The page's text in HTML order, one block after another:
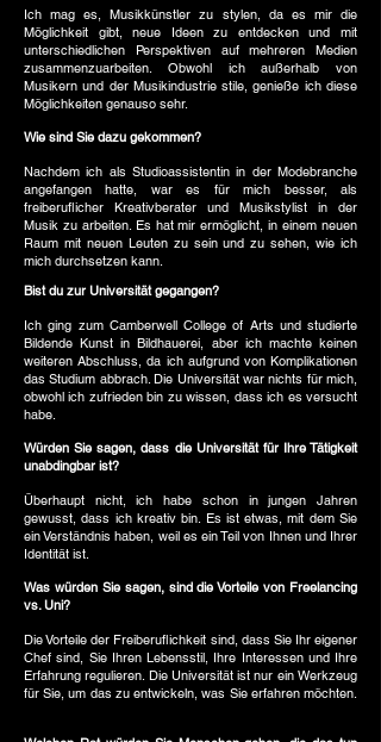
Ich mag es, Musikkünstler zu stylen, da es mir die
Möglichkeit gibt, neue Ideen zu entdecken und mit
unterschiedlichen Perspektiven auf mehreren Medien
zusammenzuarbeiten. Obwohl ich außerhalb von
Musikern und der Musikindustrie stile, genieße ich diese
Möglichkeiten genauso sehr.
Wie sind Sie dazu gekommen?
Nachdem ich als Studioassistentin in der Modebranche
angefangen hatte, war es für mich besser, als
freiberuflicher Kreativberater und Musikstylist in der
Musik zu arbeiten. Es hat mir ermöglicht, in einem neuen
Raum mit neuen Leuten zu sein und zu sehen, wie ich
mich durchsetzen kann.
Bist du zur Universität gegangen?
Ich ging zum Camberwell College of Arts und studierte
Bildende Kunst in Bildhauerei, aber ich machte keinen
weiteren Abschluss, da ich aufgrund von Komplikationen
das Studium abbrach. Die Universität war nichts für mich,
obwohl ich zufrieden bin zu wissen, dass ich es versucht
habe.
Würden Sie sagen, dass die Universität für Ihre Tätigkeit
unabdingbar ist?
Überhaupt nicht, ich habe schon in jungen Jahren
gewusst, dass ich kreativ bin. Es ist etwas, mit dem Sie
ein Verständnis haben, weil es ein Teil von Ihnen und Ihrer
Identität ist.
Was würden Sie sagen, sind die Vorteile von Freelancing
vs. Uni?
Die Vorteile der Freiberuflichkeit sind, dass Sie Ihr eigener
Chef sind, Sie Ihren Lebensstil, Ihre Interessen und Ihre
Erfahrung regulieren. Die Universität ist nur ein Werkzeug
für Sie, um das zu entwickeln, was Sie erfahren möchten.